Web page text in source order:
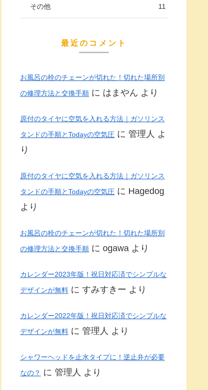
その他 11
最近のコメント
お風呂の栓のチェーンが切れた！切れた場所別
の修理方法と交換手順 に はまやん より
原付のタイヤに空気を入れる方法｜ガソリンス
タンドの手順とTodayの空気圧 に 管理人 よ
り
原付のタイヤに空気を入れる方法｜ガソリンス
タンドの手順とTodayの空気圧 に Hagedog
より
お風呂の栓のチェーンが切れた！切れた場所別
の修理方法と交換手順 に ogawa より
カレンダー2023年版！祝日対応済でシンプルな
デザインが無料 に すみすきー より
カレンダー2022年版！祝日対応済でシンプルな
デザインが無料 に 管理人 より
シャワーヘッドを止水タイプに！逆止弁が必要
なの？ に 管理人 より